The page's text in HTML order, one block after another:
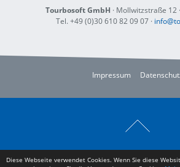
Diese Webseite verwendet Cookies. Wenn Sie diese
Tourbosoft GmbH · Mollwitzstraße 12 ·
Tel. +49 (0)30 610 82 09 07·
Impressum